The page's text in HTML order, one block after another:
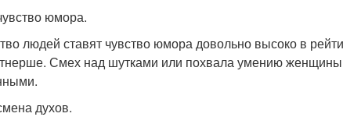
юмора.
людей ставят чувство юмора довольно высоко в
Смех над шутками или похвала умению женщины
духов.